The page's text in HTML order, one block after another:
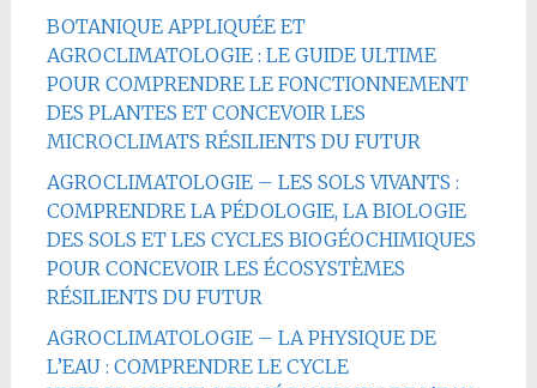
BOTANIQUE APPLIQUÉE ET
AGROCLIMATOLOGIE : LE GUIDE ULTIME
POUR COMPRENDRE LE FONCTIONNEMENT
DES PLANTES ET CONCEVOIR LES
MICROCLIMATS RÉSILIENTS DU FUTUR
AGROCLIMATOLOGIE – LES SOLS VIVANTS :
COMPRENDRE LA PÉDOLOGIE, LA BIOLOGIE
DES SOLS ET LES CYCLES BIOGÉOCHIMIQUES
POUR CONCEVOIR LES ÉCOSYSTÈMES
RÉSILIENTS DU FUTUR
AGROCLIMATOLOGIE – LA PHYSIQUE DE
L’EAU : COMPRENDRE LE CYCLE